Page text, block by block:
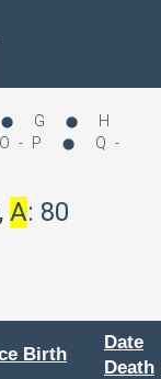
⬤ G ⬤ H
P ⬤
Q-
A: 80
Birth
Date
Death